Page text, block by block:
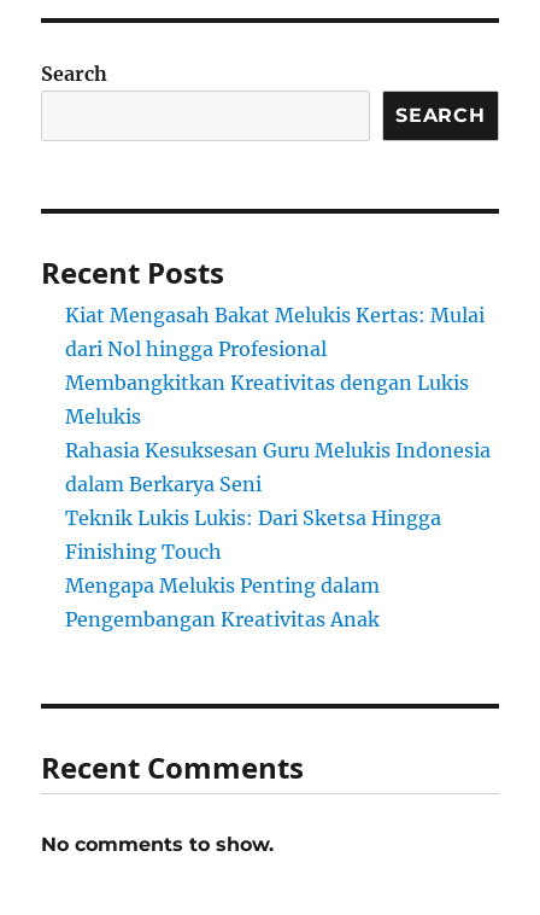
Search
SEARCH
Recent Posts
Kiat Mengasah Bakat Melukis Kertas: Mulai
dari Nol hingga Profesional
Membangkitkan Kreativitas dengan Lukis
Melukis
Rahasia Kesuksesan Guru Melukis Indonesia
dalam Berkarya Seni
Teknik Lukis Lukis: Dari Sketsa Hingga
Finishing Touch
Mengapa Melukis Penting dalam
Pengembangan Kreativitas Anak
Recent Comments
No comments to show.